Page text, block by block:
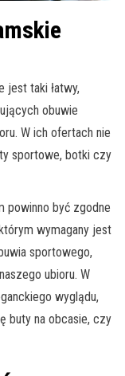
jest taki łatwy,
obuwie
W ich ofertach nie
sportowe, botki czy
powinno być zgodne
wymagany jest
sportowego,
ubioru. W
wyglądu,
buty na obcasie, czy